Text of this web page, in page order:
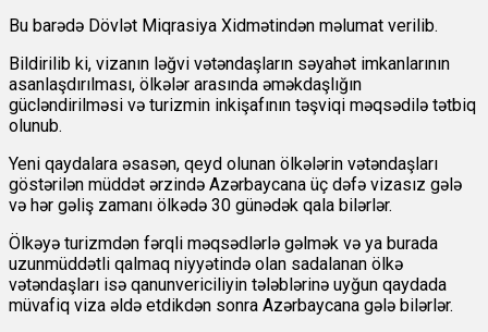
Bu barədə Dövlət Miqrasiya Xidmətindən məlumat verilib.
Bildirilib ki, vizanın ləğvi vətəndaşların səyahət imkanlarının
asanlaşdırılması, ölkələr arasında əməkdaşlığın
gücləndirilməsi və turizmin inkişafının təşviqi məqsədilə tətbiq
olunub.
Yeni qaydalara əsasən, qeyd olunan ölkələrin vətəndaşları
göstərilən müddət ərzində Azərbaycana üç dəfə vizasız gələ
və hər gəliş zamanı ölkədə 30 günədək qala bilərlər.
Ölkəyə turizmdən fərqli məqsədlərlə gəlmək və ya burada
uzunmüddətli qalmaq niyyətində olan sadalanan ölkə
vətəndaşları isə qanunvericiliyin tələblərinə uyğun qaydada
müvafiq viza əldə etdikdən sonra Azərbaycana gələ bilərlər.